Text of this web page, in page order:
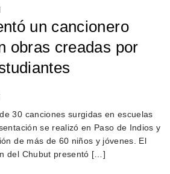
un cancionero
obras creadas por
30 canciones surgidas en escuelas
se realizó en Paso de Indios y
de más de 60 niños y jóvenes. El
del Chubut presentó […]